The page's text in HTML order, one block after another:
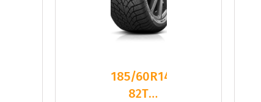
185/60R14
82T